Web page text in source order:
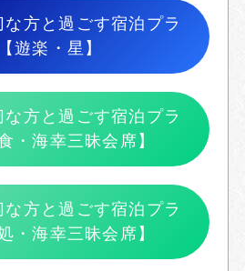
方と過ごす宿泊プラ
遊楽・星】
方と過ごす宿泊プラ
・海幸三昧会席】
方と過ごす宿泊プラ
・海幸三昧会席】